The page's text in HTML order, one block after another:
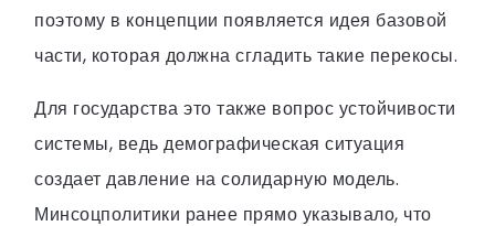
поэтому в концепции появляется идея базовой
части, которая должна сгладить такие перекосы.
Для государства это также вопрос устойчивости
системы, ведь демографическая ситуация
создает давление на солидарную модель.
Минсоцполитики ранее прямо указывало, что